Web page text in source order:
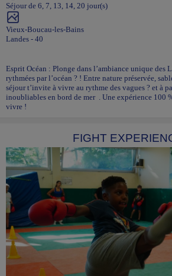
Séjour de 6, 7, 13, 14, 20 jour(s)
Vieux-Boucau-les-Bains
Landes - 40
Esprit Océan : Plonge dans l’ambiance unique des
rythmées par l’océan ? ! Entre nature préservée,
séjour t’invite à vivre au rythme des vagues ? et à
inoubliables en bord de mer . Une expérience 100
vivre !
FIGHT